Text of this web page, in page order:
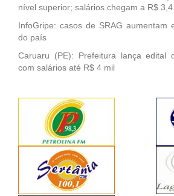
nível superior; salários chegam a R$
InfoGripe: casos de SRAG aumentam
do país
Caruaru (PE): Prefeitura lança edital
com salários até R$ 4 mil